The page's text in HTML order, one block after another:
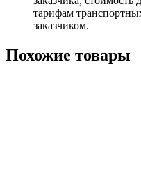
тарифам
заказчиком.
Похожие товары